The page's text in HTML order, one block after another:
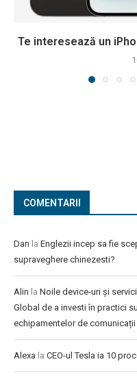
Te interesează un
COMENTARII
Dan la Englezii incep sa fie
supraveghere chinezesti?
Alin la Noile device-uri și
Global de a investi în practici
echipamentelor de comunicații
Alexa la CEO-ul Tesla ia 10